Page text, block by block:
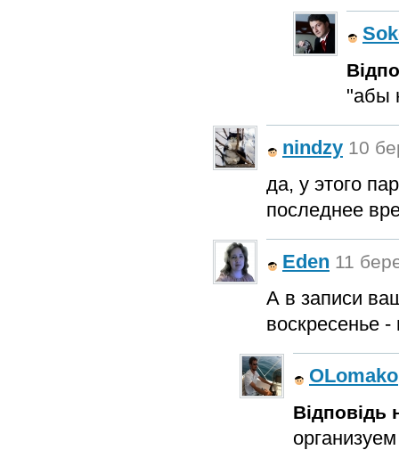
"абы
nindzy 10
да, у этого
последнее
Eden 11
А в записи
воскресенье
OLomako
Відповідь
организуем